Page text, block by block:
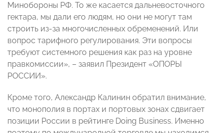
Минобороны РФ. То же касается дальневосточного
гектара, мы дали его людям, но они не могут там
строить из-за многочисленных обременений. Или
вопрос тарифного регулирования. Эти вопросы
требуют системного решения как раз на уровне
правкомиссии», – заявил Президент «ОПОРЫ
РОССИИ».
Кроме того, Александр Калинин обратил внимание,
что монополия в портах и портовых зонах сдвигает
позиции России в рейтинге Doing Business. Именно